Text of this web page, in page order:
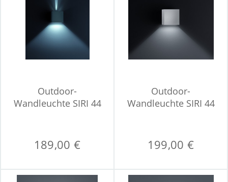
Outdoor-
Wandleuchte SIRI 44
189,00 €
Outdoor-
Wandleuchte SIRI 44
199,00 €